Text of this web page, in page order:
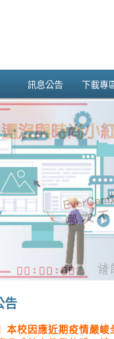
訊息公告 下載專
告
本校因應近期疫情嚴